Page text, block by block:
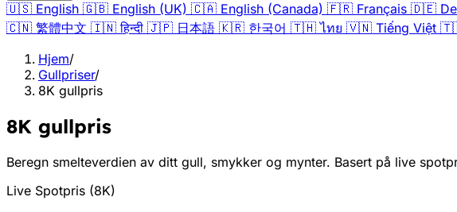
🇺🇸 English 🇬🇧 English (UK) 🇨🇦 English (Canada) 🇫🇷 Français 🇩🇪
🇨🇳 繁體中文 🇮🇳 हिन्दी 🇯🇵 日本語 🇰🇷 한국어 🇹🇭 ไทย 🇻🇳 Tiếng Việt
Hjem/
Gullpriser/
8K gullpris
8K gullpris
Beregn smelteverdien av ditt gull, smykker og mynter. Basert på live
Live Spotpris (8K)